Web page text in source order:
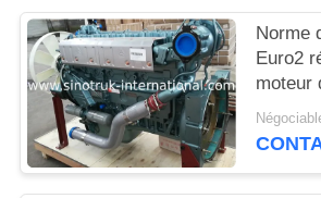
PLAN
DU
SITE
POLITIQUE
Norme
Euro2
moteur
camion
371HP